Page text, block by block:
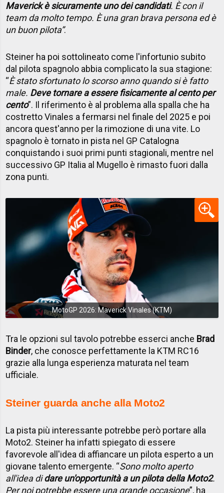
Maverick è sicuramente uno dei candidati. È con il
team da molto tempo. È una gran brava persona ed è
un buon pilota”.
Steiner ha poi sottolineato come l'infortunio subito
dal pilota spagnolo abbia complicato la sua stagione:
“È stato sfortunato lo scorso anno quando si è fatto
male. Deve tornare a essere fisicamente al cento per
cento”. Il riferimento è al problema alla spalla che ha
costretto Vinales a fermarsi nel finale del 2025 e poi
ancora quest'anno per la rimozione di una vite. Lo
spagnolo è tornato in pista nel GP Catalogna
conquistando i suoi primi punti stagionali, mentre nel
successivo GP Italia al Mugello è rimasto fuori dalla
zona punti.
MotoGP 2026: Maverick Vinales (KTM)
Tra le opzioni sul tavolo potrebbe esserci anche Brad
Binder, che conosce perfettamente la KTM RC16
grazie alla lunga esperienza maturata nel team
ufficiale.
Steiner guarda anche alla Moto2
La pista più interessante potrebbe però portare alla
Moto2. Steiner ha infatti spiegato di essere
favorevole all'idea di affiancare un pilota esperto a un
giovane talento emergente. “Sono molto aperto
all'idea didare un'opportunità a un pilota della Moto2.
Per noi potrebbe essere una grande occasione”, ha